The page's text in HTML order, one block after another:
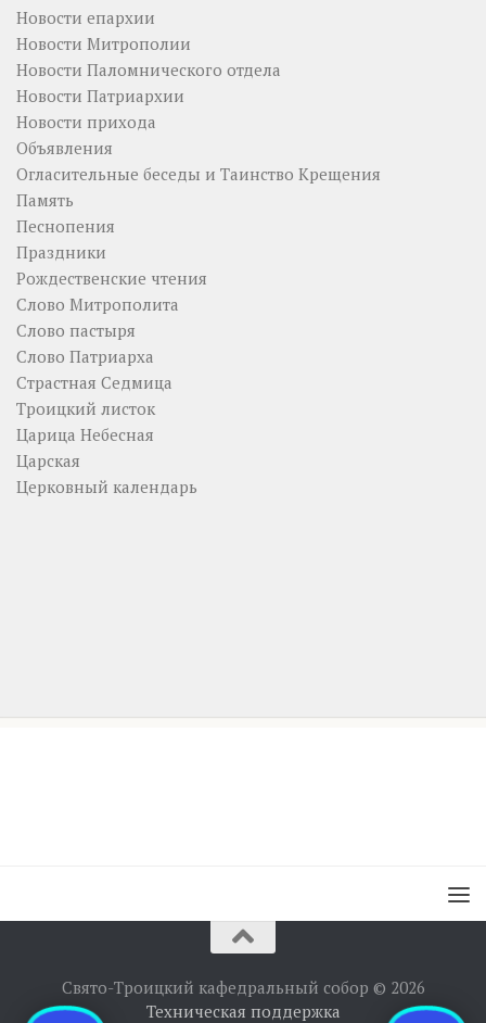
Новости епархии
Новости Митрополии
Новости Паломнического отдела
Новости Патриархии
Новости прихода
Объявления
Огласительные беседы и Таинство Крещения
Память
Песнопения
Праздники
Рождественские чтения
Слово Митрополита
Слово пастыря
Слово Патриарха
Страстная Седмица
Троицкий листок
Царица Небесная
Царская
Церковный календарь
Свято-Троицкий кафедральный собор © 2026
Техническая поддержка